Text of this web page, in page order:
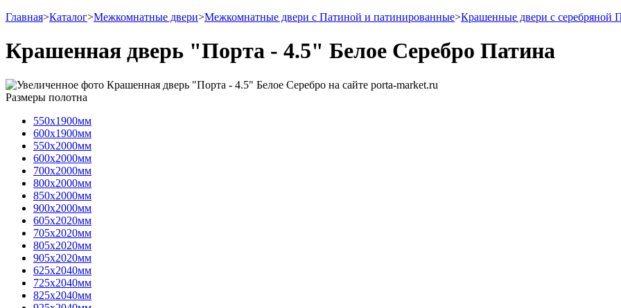
Главная>Каталог>Межкомнатные двери>Межкомнатные двери с Патиной и патинированные>Крашенные двери с серебряной
Крашенная дверь "Порта - 4.5" Белое Серебро Патина
Размеры полотна
550х1900мм
600х1900мм
550х2000мм
600х2000мм
700х2000мм
800х2000мм
850х2000мм
900х2000мм
605х2020мм
705х2020мм
805х2020мм
905х2020мм
625х2040мм
725х2040мм
825х2040мм